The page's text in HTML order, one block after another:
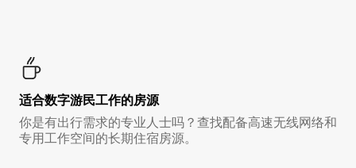
适合数字游民工作的房源
你是有出行需求的专业人士吗？查找配备高速无线网络和
专用工作空间的长期住宿房源。